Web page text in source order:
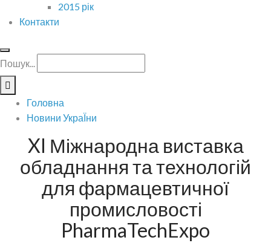
2015 рік
Контакти
Пошук...
Головна
Новини УкраЇни
XI Міжнародна виставка
обладнання та технологій
для фармацевтичної
промисловості
PharmaTechExpo